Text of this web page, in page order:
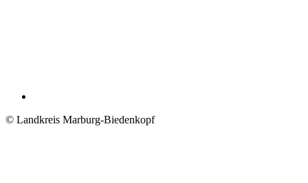
© Landkreis Marburg-Biedenkopf